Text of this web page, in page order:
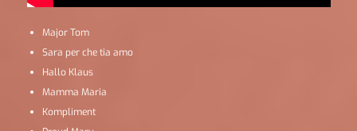
Major Tom
Sara per che tia amo
Hallo Klaus
Mamma Maria
Kompliment